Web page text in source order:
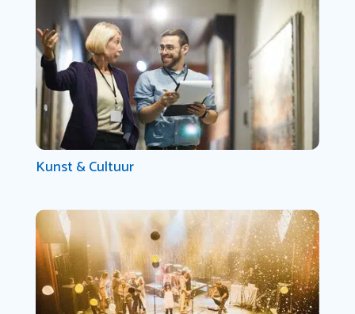
Kunst & Cultuur